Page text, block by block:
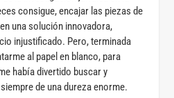
consigue, encajar las piezas de
una solución innovadora,
injustificado. Pero, terminada
al papel en blanco, para
había divertido buscar y
de una dureza enorme.